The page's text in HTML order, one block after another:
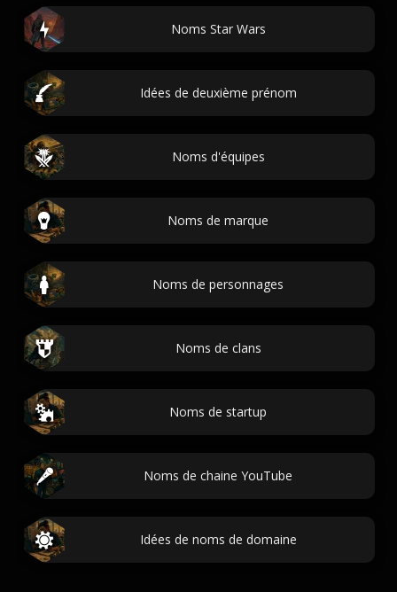
Noms Star Wars
Idées de deuxième prénom
Noms d'équipes
Noms de marque
Noms de personnages
Noms de clans
Noms de startup
Noms de chaine YouTube
Idées de noms de domaine